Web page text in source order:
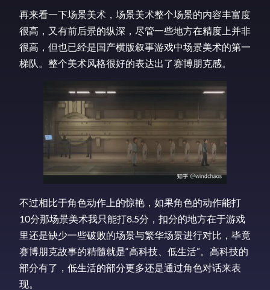
再来看一下场景美术，场景美术整个场景的内容丰富度
很高，又有前后景的纵深，尽管一些地方在精度上并非
很高，但也已经是国产横版叙事游戏中场景美术的第一
梯队。整个美术风格很好的表达出了赛博朋克感。
不过相比于角色动作上的惊艳，如果角色的动作能打
10分那场景美术我只能打8.5分，扣分的地方在于游戏
里还是缺少一些破败的场景与繁华场景进行对比，毕竟
赛博朋克故事的精髓就是“高科技、低生活”。高科技的
部分有了，低生活的部分更多还是通过角色对话来表
现。